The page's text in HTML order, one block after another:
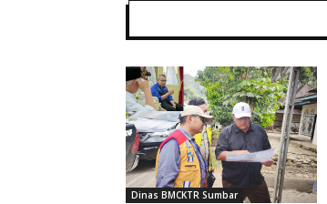
Dinas BMCKTR Sumbar